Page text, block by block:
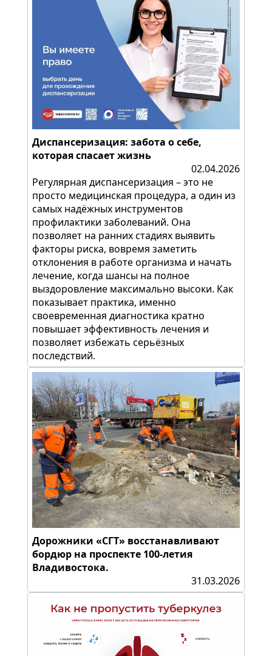
Диспансеризация: забота о себе,
которая спасает жизнь
02.04.2026
Регулярная диспансеризация – это не
просто медицинская процедура, а один из
самых надёжных инструментов
профилактики заболеваний. Она
позволяет на ранних стадиях выявить
факторы риска, вовремя заметить
отклонения в работе организма и начать
лечение, когда шансы на полное
выздоровление максимально высоки. Как
показывает практика, именно
своевременная диагностика кратно
повышает эффективность лечения и
позволяет избежать серьёзных
последствий.
Дорожники «СГТ» восстанавливают
бордюр на проспекте 100-летия
Владивостока.
31.03.2026